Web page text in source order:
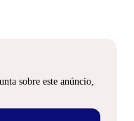
sobre este anúncio,